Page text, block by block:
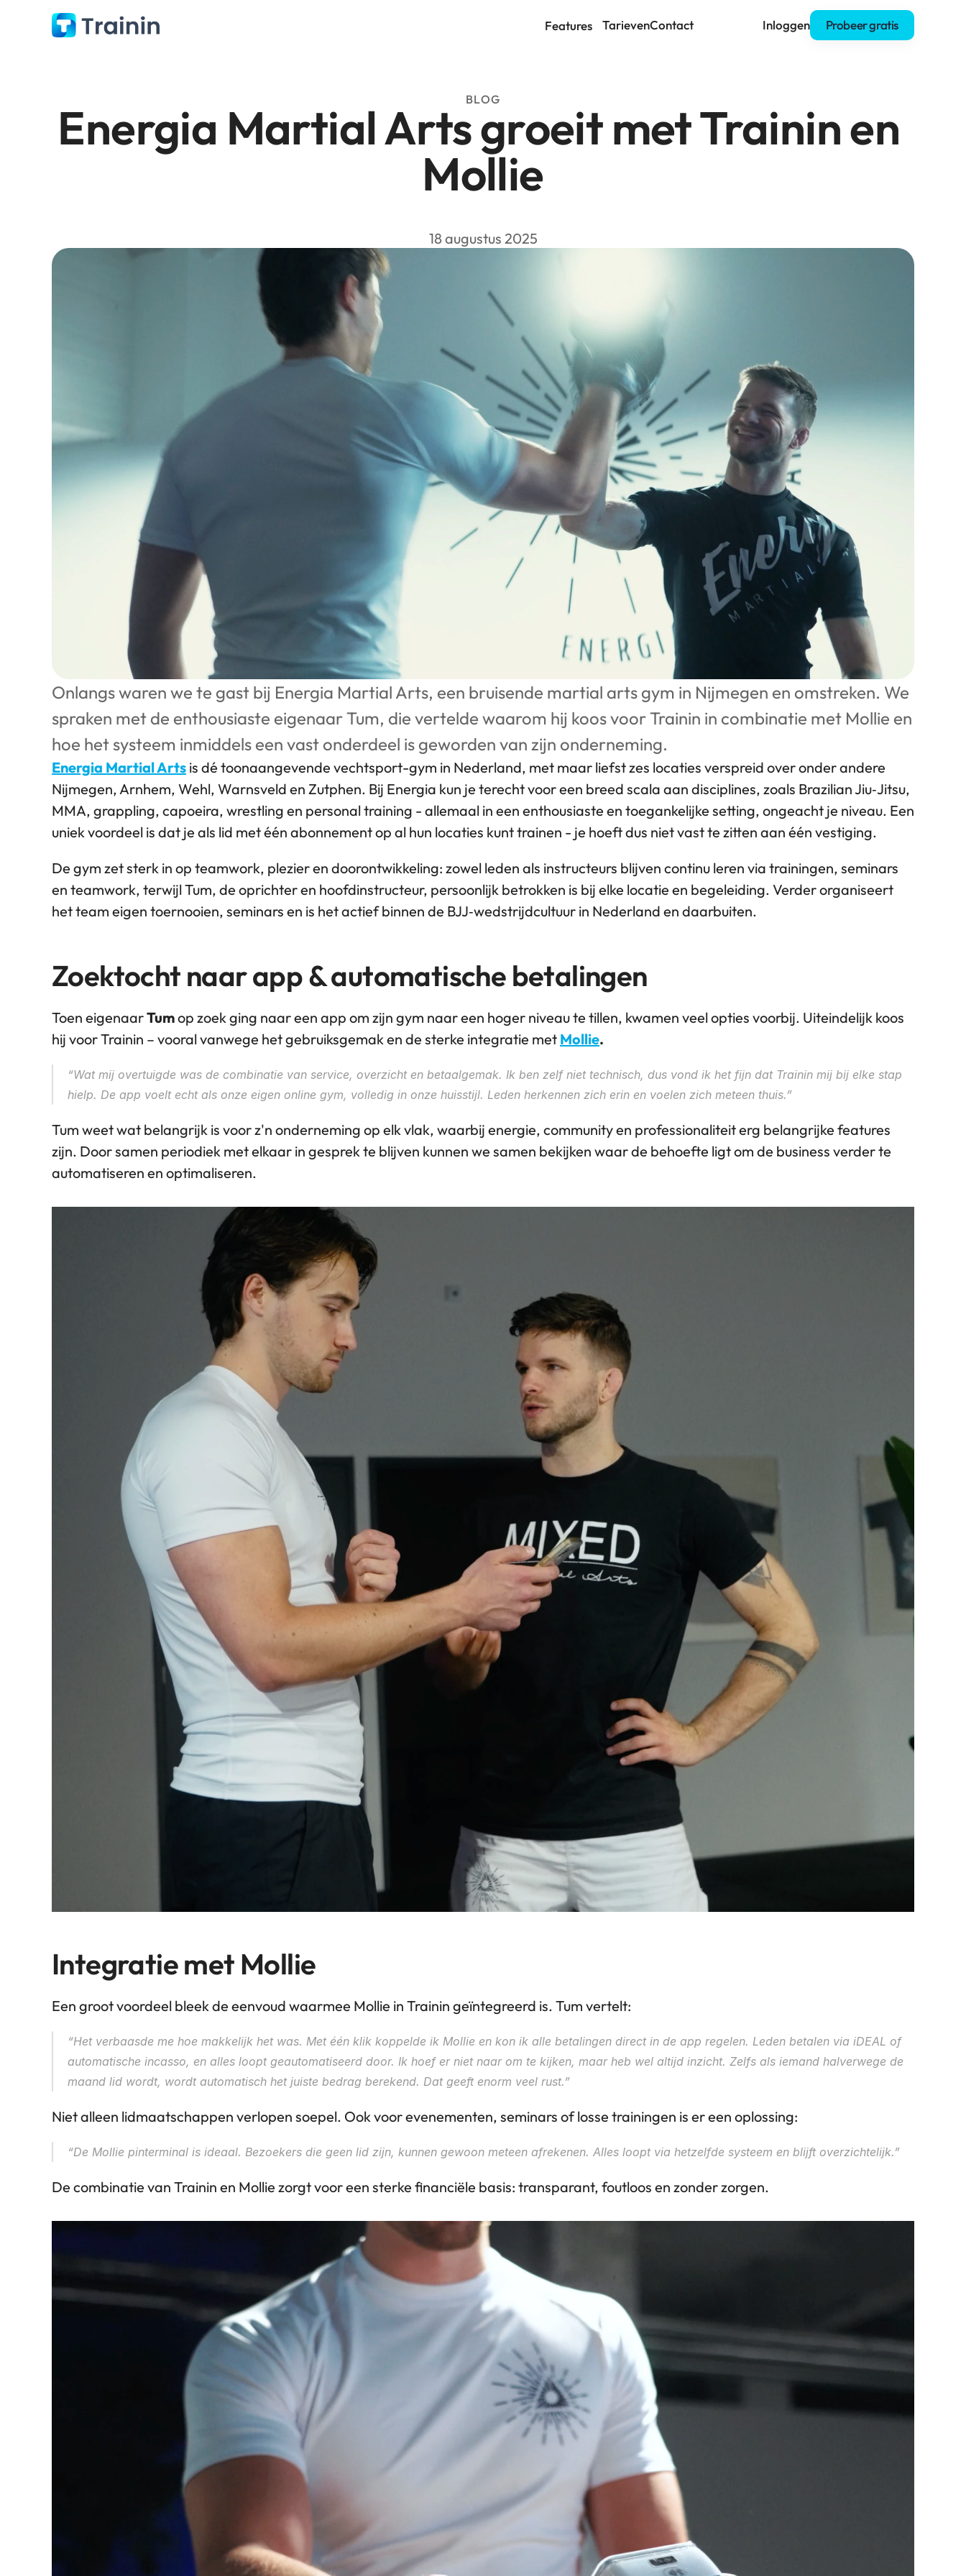
Features TarievenContact Inloggen Probeer gratis
BLOG
Energia Martial Arts groeit met Trainin en
Mollie
18 augustus 2025
Onlangs waren we te gast bij Energia Martial Arts, een bruisende martial arts gym in Nijmegen en omstreken. We
spraken met de enthousiaste eigenaar Tum, die vertelde waarom hij koos voor Trainin in combinatie met Mollie en
hoe het systeem inmiddels een vast onderdeel is geworden van zijn onderneming.
Energia Martial Arts is dé toonaangevende vechtsport-gym in Nederland, met maar liefst zes locaties verspreid over onder andere
Nijmegen, Arnhem, Wehl, Warnsveld en Zutphen. Bij Energia kun je terecht voor een breed scala aan disciplines, zoals Brazilian Jiu‑Jitsu,
MMA, grappling, capoeira, wrestling en personal training - allemaal in een enthousiaste en toegankelijke setting, ongeacht je niveau. Een
uniek voordeel is dat je als lid met één abonnement op al hun locaties kunt trainen - je hoeft dus niet vast te zitten aan één vestiging.
De gym zet sterk in op teamwork, plezier en doorontwikkeling: zowel leden als instructeurs blijven continu leren via trainingen, seminars
en teamwork, terwijl Tum, de oprichter en hoofdinstructeur, persoonlijk betrokken is bij elke locatie en begeleiding. Verder organiseert
het team eigen toernooien, seminars en is het actief binnen de BJJ‑wedstrijdcultuur in Nederland en daarbuiten.
Zoektocht naar app & automatische betalingen
Toen eigenaar Tum op zoek ging naar een app om zijn gym naar een hoger niveau te tillen, kwamen veel opties voorbij. Uiteindelijk koos
hij voor Trainin – vooral vanwege het gebruiksgemak en de sterke integratie met Mollie.
“Wat mij overtuigde was de combinatie van service, overzicht en betaalgemak. Ik ben zelf niet technisch, dus vond ik het fijn dat Trainin mij bij elke stap
hielp. De app voelt echt als onze eigen online gym, volledig in onze huisstijl. Leden herkennen zich erin en voelen zich meteen thuis.”
Tum weet wat belangrijk is voor z'n onderneming op elk vlak, waarbij energie, community en professionaliteit erg belangrijke features
zijn. Door samen periodiek met elkaar in gesprek te blijven kunnen we samen bekijken waar de behoefte ligt om de business verder te
automatiseren en optimaliseren.
Integratie met Mollie
Een groot voordeel bleek de eenvoud waarmee Mollie in Trainin geïntegreerd is. Tum vertelt:
“Het verbaasde me hoe makkelijk het was. Met één klik koppelde ik Mollie en kon ik alle betalingen direct in de app regelen. Leden betalen via iDEAL of
automatische incasso, en alles loopt geautomatiseerd door. Ik hoef er niet naar om te kijken, maar heb wel altijd inzicht. Zelfs als iemand halverwege de
maand lid wordt, wordt automatisch het juiste bedrag berekend. Dat geeft enorm veel rust.”
Niet alleen lidmaatschappen verlopen soepel. Ook voor evenementen, seminars of losse trainingen is er een oplossing:
“De Mollie pinterminal is ideaal. Bezoekers die geen lid zijn, kunnen gewoon meteen afrekenen. Alles loopt via hetzelfde systeem en blijft overzichtelijk.”
De combinatie van Trainin en Mollie zorgt voor een sterke financiële basis: transparant, foutloos en zonder zorgen.